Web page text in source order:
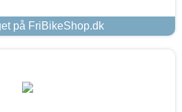
på FriBikeShop.dk